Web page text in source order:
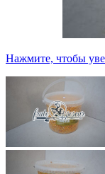
Нажмите, чтобы